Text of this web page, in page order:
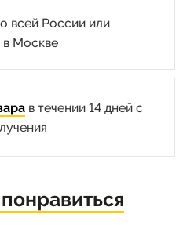
всей России или
в Москве
в течении 14 дней с